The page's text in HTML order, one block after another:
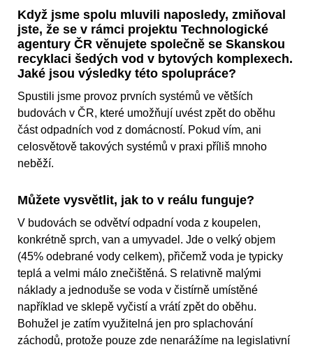
Když jsme spolu mluvili naposledy, zmiňoval
jste, že se v rámci projektu Technologické
agentury ČR věnujete společně se Skanskou
recyklaci šedých vod v bytových komplexech.
Jaké jsou výsledky této spolupráce?
Spustili jsme provoz prvních systémů ve větších
budovách v ČR, které umožňují uvést zpět do oběhu
část odpadních vod z domácností. Pokud vím, ani
celosvětově takových systémů v praxi příliš mnoho
neběží.
Můžete vysvětlit, jak to v reálu funguje?
V budovách se odvětví odpadní voda z koupelen,
konkrétně sprch, van a umyvadel. Jde o velký objem
(45% odebrané vody celkem), přičemž voda je typicky
teplá a velmi málo znečištěná. S relativně malými
náklady a jednoduše se voda v čistírně umístěné
například ve sklepě vyčistí a vrátí zpět do oběhu.
Bohužel je zatím využitelná jen pro splachování
záchodů, protože pouze zde nenarážíme na legislativní